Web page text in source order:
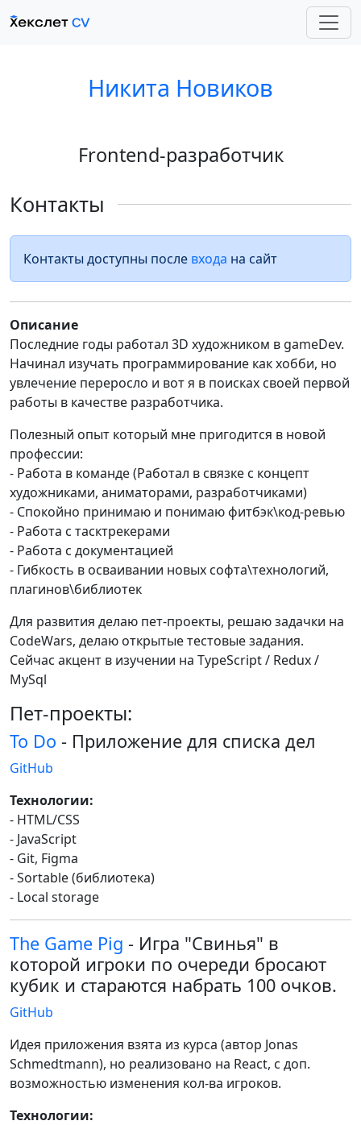
Никита Новиков
Frontend-разработчик
Контакты
Контакты доступны после входа на сайт
Описание
Последние годы работал 3D художником в gameDev.
Начинал изучать программирование как хобби, но
увлечение переросло и вот я в поисках своей первой
работы в качестве разработчика.
Полезный опыт который мне пригодится в новой
профессии:
- Работа в команде (Работал в связке с концепт
художниками, аниматорами, разработчиками)
- Спокойно принимаю и понимаю фитбэк\код-ревью
- Работа с тасктрекерами
- Работа с документацией
- Гибкость в осваивании новых софта\технологий,
плагинов\библиотек
Для развития делаю пет-проекты, решаю задачки на
CodeWars, делаю открытые тестовые задания.
Сейчас акцент в изучении на TypeScript / Redux /
MySql
Пет-проекты:
To Do - Приложение для списка дел
GitHub
Технологии:
- HTML/CSS
- JavaScript
- Git, Figma
- Sortable (библиотека)
- Local storage
The Game Pig - Игра "Свинья" в
которой игроки по очереди бросают
кубик и стараются набрать 100 очков.
GitHub
Идея приложения взята из курса (автор Jonas
Schmedtmann), но реализовано на React, с доп.
возможностью изменения кол-ва игроков.
Технологии: